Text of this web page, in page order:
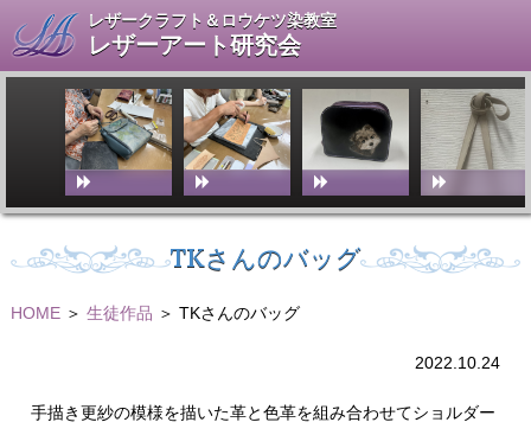
レザークラフト＆ロウケツ染教室
レザーアート研究会
TKさんのバッグ
HOME＞ 生徒作品 ＞ TKさんのバッグ
2022.10.24
手描き更紗の模様を描いた革と色革を組み合わせてショルダー